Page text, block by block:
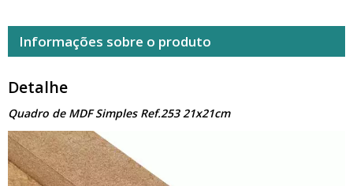
Informações sobre o produto
Detalhe
Quadro de MDF Simples Ref.253 21x21cm